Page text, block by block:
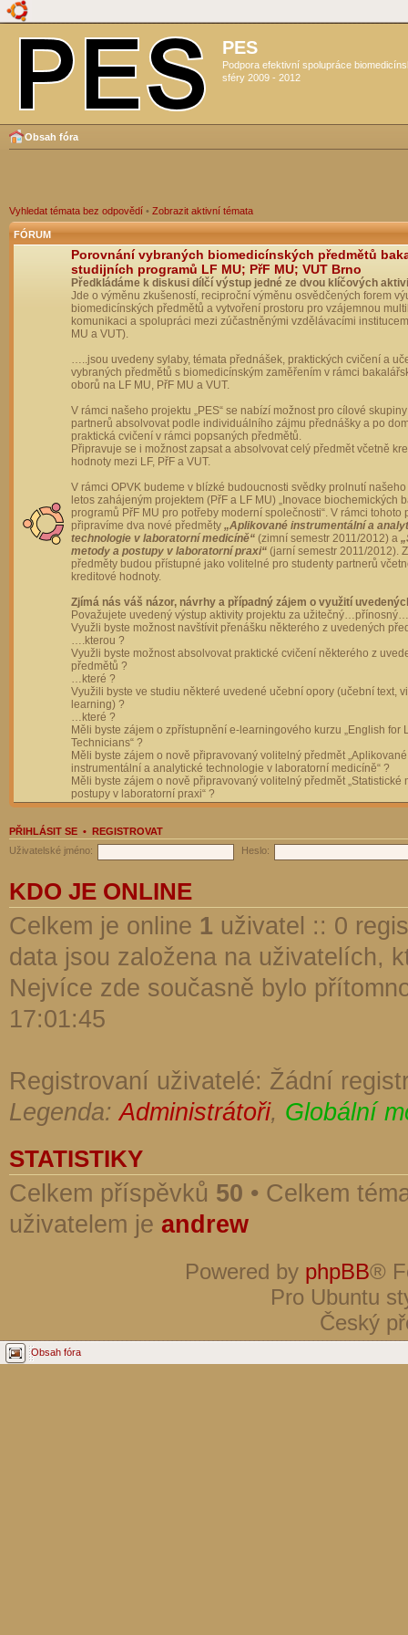
PES
Podpora efektivní spolupráce
sféry 2009 - 2012
Obsah fóra
Vyhledat témata bez odpovědí • Zobrazit aktivní témata
FÓRUM
Porovnání vybraných biomedicínských předmětů
studijních programů LF MU; PřF MU; VUT Brno
Předkládáme k diskusi dílčí výstup jedné ze dvou klíčových
Jde o výměnu zkušeností, reciproční výměnu osvědčených forem
biomedicínských předmětů a vytvoření prostoru pro vzájemnou
komunikaci a spolupráci mezi zúčastněnými vzdělávacími
MU a VUT).
…..jsou uvedeny sylaby, témata přednášek, praktických cvičení a
vybraných předmětů s biomedicínským zaměřením v rámci
oborů na LF MU, PřF MU a VUT.
V rámci našeho projektu „PES“ se nabízí možnost pro cílové
partnerů absolvovat podle individuálního zájmu přednášky a po
praktická cvičení v rámci popsaných předmětů.
Připravuje se i možnost zapsat a absolvovat celý předmět včetně
hodnoty mezi LF, PřF a VUT.
V rámci OPVK budeme v blízké budoucnosti svědky prolnutí
letos zahájeným projektem (PřF a LF MU) „Inovace biochemických
programů PřF MU pro potřeby moderní společnosti“. V rámci tohoto
připravíme dva nové předměty „Aplikované instrumentální a
technologie v laboratorní medicíně“ (zimní semestr 2011/2012) a
metody a postupy v laboratorní praxi“ (jarní semestr 2011/2012).
předměty budou přístupné jako volitelné pro studenty partnerů
kreditové hodnoty.
Zjímá nás váš názor, návrhy a případný zájem o využití
Považujete uvedený výstup aktivity projektu za
Využli byste možnost navštívit přenášku některého z uvedených
….kterou ?
Využli byste možnost absolvovat praktické cvičení některého z
předmětů ?
…které ?
Využili byste ve studiu některé uvedené učební opory (učební text,
learning) ?
…které ?
Měli byste zájem o zpřístupnění e-learningového kurzu „English for
Technicians“ ?
Měli byste zájem o nově připravovaný volitelný předmět „Aplikované
instrumentální a analytické technologie v laboratorní medicíně“ ?
Měli byste zájem o nově připravovaný volitelný předmět „Statistické
postupy v laboratorní praxi“ ?
PŘIHLÁSIT SE • REGISTROVAT
Uživatelské jméno:
Heslo:
KDO JE ONLINE
Celkem je online 1 uživatel :: 0
data jsou založena na uživatelích,
Nejvíce zde současně bylo
17:01:45
Registrovaní uživatelé: Žádní
Legenda:Administrátoři, Globální
STATISTIKY
Celkem příspěvků 50 • Celkem
uživatelem je andrew
Powered by phpBB®
Pro Ubuntu
Český
Obsah fóra